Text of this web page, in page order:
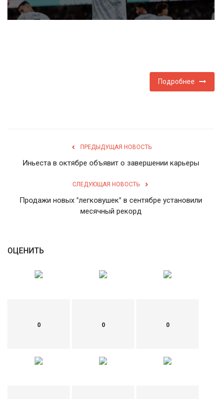
Авто
Подробнее
ПРЕДЫДУЩАЯ НОВОСТЬ
Иньеста в октябре объявит о завершении карьеры
СЛЕДУЮЩАЯ НОВОСТЬ
Продажи новых "легковушек" в сентябре установили
месячный рекорд
ОЦЕНИТЬ
0 0 0